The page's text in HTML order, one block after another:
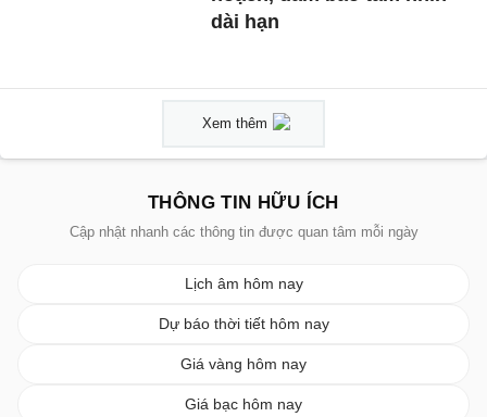
dài hạn
Xem thêm
THÔNG TIN HỮU ÍCH
Cập nhật nhanh các thông tin được quan tâm mỗi ngày
Lịch âm hôm nay
Dự báo thời tiết hôm nay
Giá vàng hôm nay
Giá bạc hôm nay